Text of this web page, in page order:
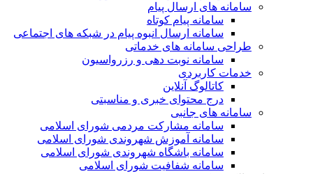
سامانه های ارسال پیام
سامانه پیام کوتاه
سامانه ارسال انبوه پیام در شبکه های اجتماعی
طراحی سامانه های خدماتی
سامانه نوبت دهی و رزرواسیون
خدمات کاربردی
کاتالوگ آنلاین
درج محتوای خبری و مناسبتی
سامانه های جانبی
سامانه مشارکت مردمی شورای اسلامی
سامانه آموزش شهروندی شورای اسلامی
سامانه باشگاه شهروندی شورای اسلامی
سامانه شفافیت شورای اسلامی